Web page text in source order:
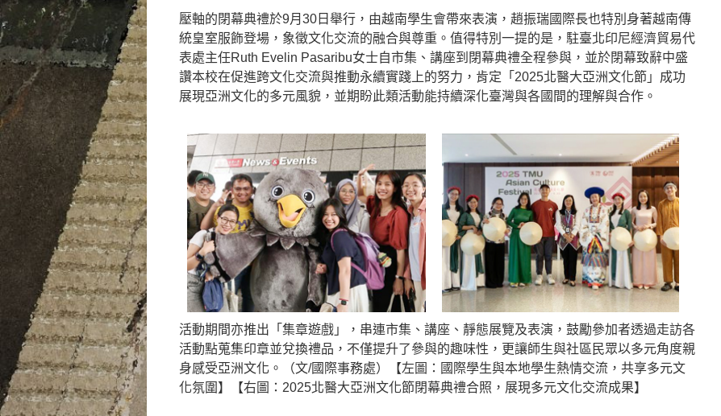
壓軸的閉幕典禮於9月30日舉行，由越南學生會帶來表演，趙振瑞國際長也特別身著越南傳
統皇室服飾登場，象徵文化交流的融合與尊重。值得特別一提的是，駐臺北印尼經濟貿易代
表處主任Ruth Evelin Pasaribu女士自市集、講座到閉幕典禮全程參與，並於閉幕致辭中盛
讚本校在促進跨文化交流與推動永續實踐上的努力，肯定「2025北醫大亞洲文化節」成功
展現亞洲文化的多元風貌，並期盼此類活動能持續深化臺灣與各國間的理解與合作。
活動期間亦推出「集章遊戲」，串連市集、講座、靜態展覽及表演，鼓勵參加者透過走訪各
活動點蒐集印章並兌換禮品，不僅提升了參與的趣味性，更讓師生與社區民眾以多元角度親
身感受亞洲文化。（文/國際事務處）【左圖：國際學生與本地學生熱情交流，共享多元文
化氛圍】【右圖：2025北醫大亞洲文化節閉幕典禮合照，展現多元文化交流成果】